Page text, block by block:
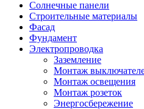
Солнечные панели
Строительные материалы
Фасад
Фундамент
Электропроводка
Заземление
Монтаж
Монтаж освещения
Монтаж розеток
Энергосбережение